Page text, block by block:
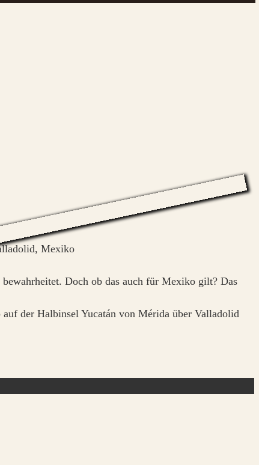
Doch ob das auch für Mexiko gilt? Das
der Halbinsel Yucatán von Mérida über Valladolid